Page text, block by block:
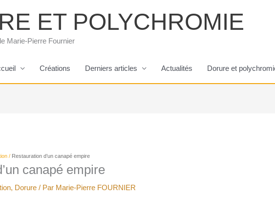
ET POLYCHROMIE
Marie-Pierre Fournier
Créations Derniers articles Actualités Dorure et
Restauration d’un canapé empire
canapé empire
, Dorure / Par Marie-Pierre FOURNIER